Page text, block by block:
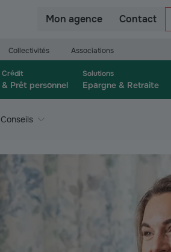
Mon agence Contact
Collectivités Associations
Crédit
& Prêt personnel
Solutions
Epargne & Retraite
Conseils